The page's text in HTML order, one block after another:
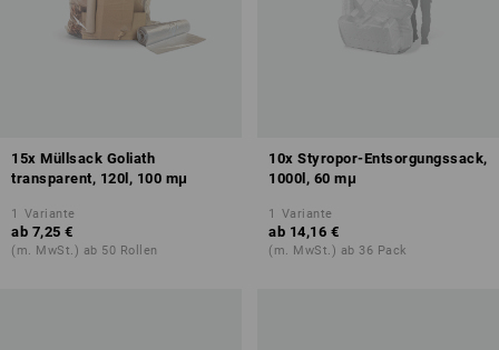
15x Müllsack Goliath
transparent, 120l, 100 mμ
1 Variante
ab 7,25 €
(m. MwSt.) ab 50 Rollen
10x Styropor-Entsorgungssack,
1000l, 60 mμ
1 Variante
ab 14,16 €
(m. MwSt.) ab 36 Pack